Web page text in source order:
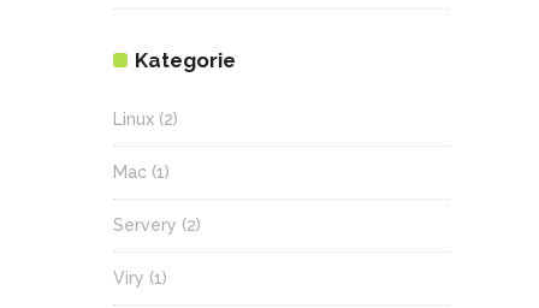
Kategorie
Linux (2)
Mac (1)
Servery (2)
Viry (1)